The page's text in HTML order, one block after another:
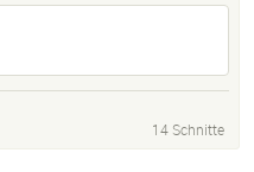
14 Schnitte